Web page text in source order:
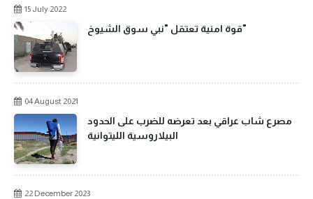
15 July 2022
قوة امنية تعتقل "نبي سوق الشيوخ"
04 August 2021
مصرع شاب عراقي بعد تعرضه للضرب على الحدود
البيلاروسية الليتوانية
22 December 2023